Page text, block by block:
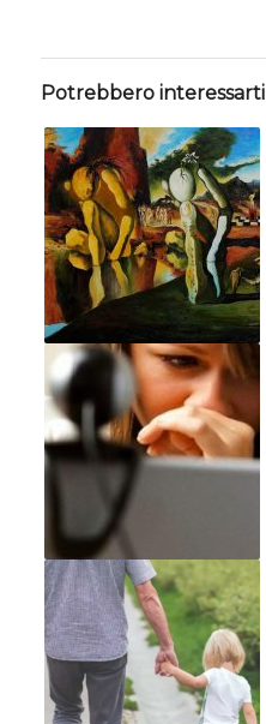
Potrebbero interessarti